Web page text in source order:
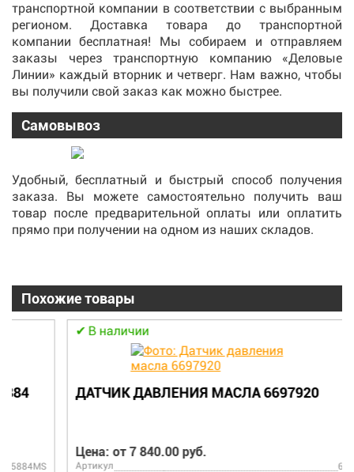
транспортной компании в соответствии с выбранным
регионом. Доставка товара до транспортной
компании бесплатная! Мы собираем и отправляем
заказы через транспортную компанию «Деловые
Линии» каждый вторник и четверг. Нам важно, чтобы
вы получили свой заказ как можно быстрее.
Самовывоз
Удобный, бесплатный и быстрый способ получения
заказа. Вы можете самостоятельно получить ваш
товар после предварительной оплаты или оплатить
прямо при получении на одном из наших складов.
Похожие товары
В наличии
ДАТЧИК ДАВЛЕНИЯ МАСЛА 6697920
Цена: от 7 840.00 руб.
Артикул